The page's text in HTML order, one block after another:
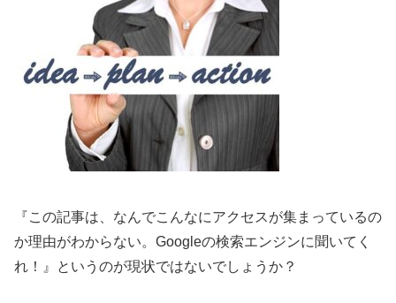
『この記事は、なんでこんなにアクセスが集まっているの
か理由がわからない。Googleの検索エンジンに聞いてく
れ！』というのが現状ではないでしょうか？